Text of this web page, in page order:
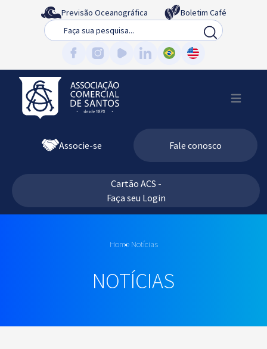
Previsão Oceanográfica
Boletim Café
Busca
Associe-se Fale conosco
Cartão ACS -
Faça seu Login
Home Notícias
NOTÍCIAS